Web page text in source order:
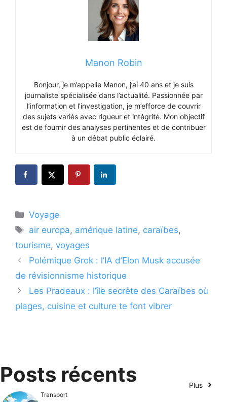
Manon Robin
Bonjour, je m’appelle Manon, j’ai 40 ans et je suis
journaliste spécialisée dans l’actualité. Passionnée par
l’information et l’investigation, je m’efforce de couvrir
des sujets variés avec rigueur et intégrité. Mon objectif
est de fournir des analyses pertinentes et de contribuer
à un débat public éclairé.
Catégories
Voyage
Étiquettes
air europa, amérique latine, caraïbes,
tourisme, voyages
Polémique Grok : l’IA d’Elon Musk accusée
de révisionnisme historique
Les Pradeaux : l’île secrète des Caraïbes où
plages, cuisine et culture te font vibrer
Posts récents Plus
Transport